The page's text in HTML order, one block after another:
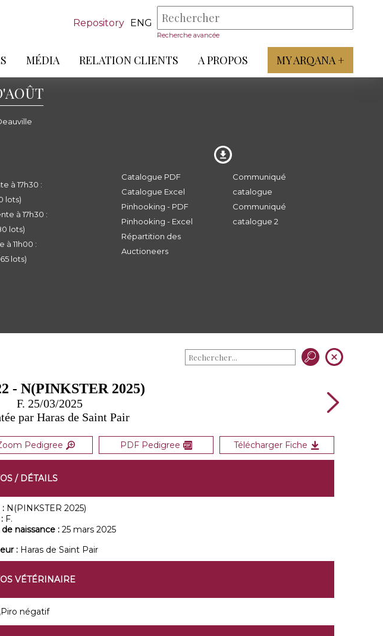
Repository ENG
Recherche avancée
MÉDIA RELATION CLIENTS A PROPOS MY ARQANA +
à 17h30 :
lots)
à 17h30 :
lots)
à 11h00 :
lots)
Catalogue PDF
Catalogue Excel
Pinhooking - PDF
Pinhooking - Excel
Répartition des
Auctioneers
Communiqué
catalogue
Communiqué
catalogue 2
- N(PINKSTER 2025)
F. 25/03/2025
par Haras de Saint Pair
Pedigree PDF Pedigree Télécharger Fiche
/ DÉTAILS
: N(PINKSTER 2025)
F.
naissance : 25 mars 2025
: Haras de Saint Pair
VÉTÉRINAIRE
négatif